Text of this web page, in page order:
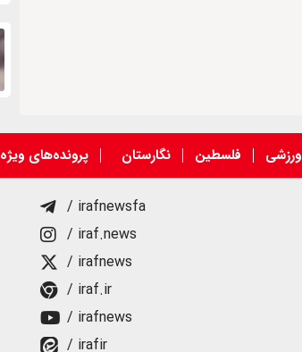
ورزشی فلسطین نگارستان پرونده‌های ویژه
/ irafnewsfa
/ iraf.news
/ irafnews
/ iraf.ir
/ irafnews
/ irafir